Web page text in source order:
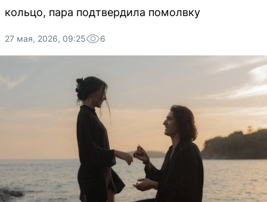
кольцо, пара подтвердила помолвку
27 мая, 2026, 09:25 6